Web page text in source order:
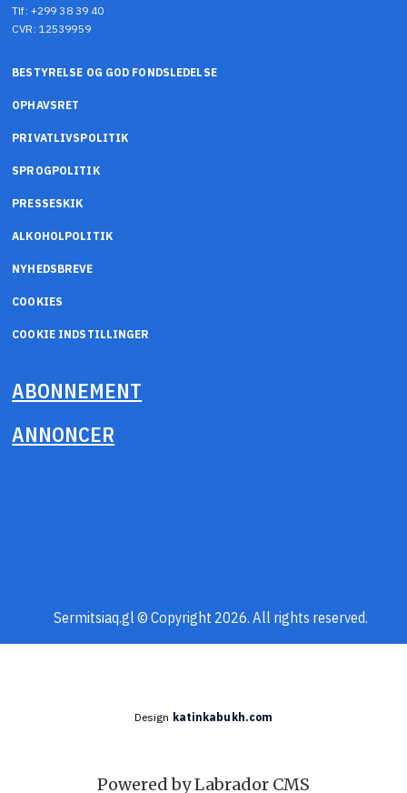
Tlf: +299 38 39 40
CVR: 12539959
BESTYRELSE OG GOD FONDSLEDELSE
OPHAVSRET
PRIVATLIVSPOLITIK
SPROGPOLITIK
PRESSESKIK
ALKOHOLPOLITIK
NYHEDSBREVE
COOKIES
COOKIE INDSTILLINGER
ABONNEMENT
ANNONCER
Sermitsiaq.gl © Copyright 2026. All rights reserved.
Design katinkabukh.com
Powered by Labrador CMS